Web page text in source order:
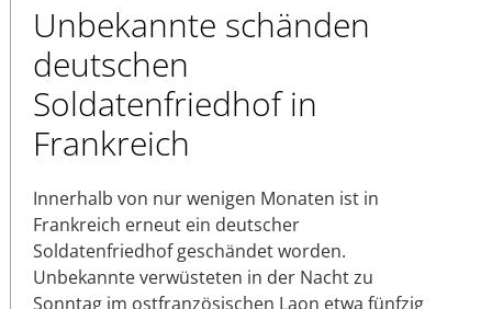
Unbekannte schänden
deutschen
Soldatenfriedhof in
Frankreich
Innerhalb von nur wenigen Monaten ist in
Frankreich erneut ein deutscher
Soldatenfriedhof geschändet worden.
Unbekannte verwüsteten in der Nacht zu
Sonntag im ostfranzösischen Laon etwa fünfzig